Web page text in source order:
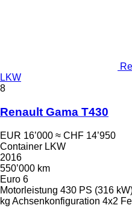
LKW
8
Renault Gama T430
EUR 16’000 ≈ CHF 14’950
Container LKW
2016
550’000 km
Euro 6
Motorleistung 430 PS (316
kg Achsenkonfiguration 4x2